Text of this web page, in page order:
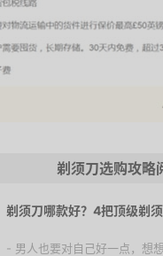
剃须刀选购攻略
剃须刀哪款好？4把顶级剃
- 男人也要对自己好一点，想